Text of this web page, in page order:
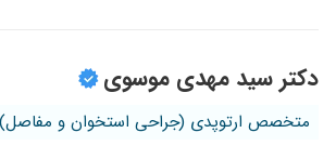
دکتر سید مهدی موسوی
متخصص ارتوپدی (جراحی استخوان و مفاصل)